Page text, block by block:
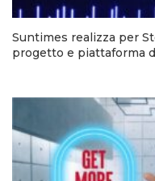
Suntimes realizza per
progetto e piattaforma